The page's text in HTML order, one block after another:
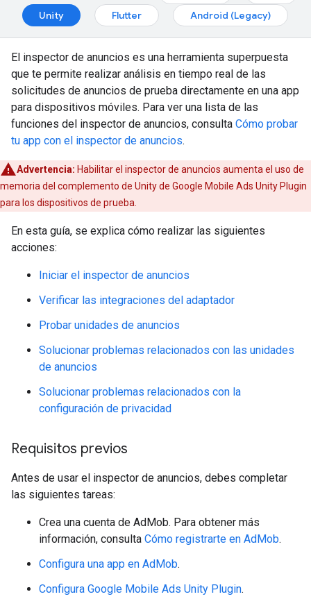
Unity
Flutter Android (Legacy)
El inspector de anuncios es una herramienta superpuesta
que te permite realizar análisis en tiempo real de las
solicitudes de anuncios de prueba directamente en una app
para dispositivos móviles. Para ver una lista de las
funciones del inspector de anuncios, consulta Cómo probar
tu app con el inspector de anuncios.
Advertencia: Habilitar el inspector de anuncios aumenta el uso de
memoria del complemento de Unity de Google Mobile Ads Unity Plugin
para los dispositivos de prueba.
En esta guía, se explica cómo realizar las siguientes
acciones:
Iniciar el inspector de anuncios
Verificar las integraciones del adaptador
Probar unidades de anuncios
Solucionar problemas relacionados con las unidades
de anuncios
Solucionar problemas relacionados con la
configuración de privacidad
Requisitos previos
Antes de usar el inspector de anuncios, debes completar
las siguientes tareas:
Crea una cuenta de AdMob. Para obtener más
información, consulta Cómo registrarte en AdMob.
Configura una app en AdMob.
Configura Google Mobile Ads Unity Plugin.